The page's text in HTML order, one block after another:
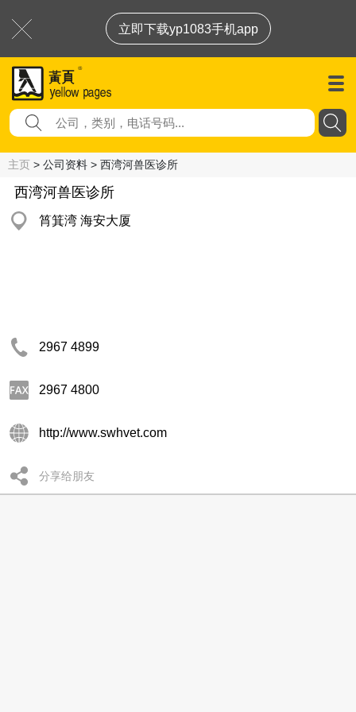
立即下载yp1083手机app
主页 > 公司资料 > 西湾河兽医诊所
西湾河兽医诊所
筲箕湾 海安大厦
2967 4899
2967 4800
http://www.swhvet.com
分享给朋友